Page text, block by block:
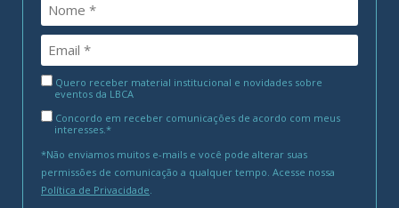
Quero receber material institucional e novidades sobre
eventos da LBCA
Concordo em receber comunicações de acordo com meus
interesses.*
*Não enviamos muitos e-mails e você pode alterar suas
permissões de comunicação a qualquer tempo. Acesse nossa
Política de Privacidade.